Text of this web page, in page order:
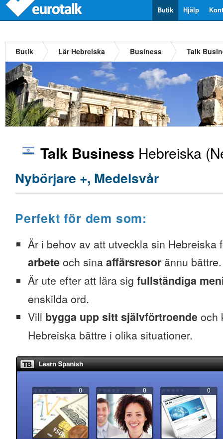
Hjälp
Butik
Butik Lär Hebreiska Business Talk
Talk Business Hebreiska
Nybörjare +, Medelsvår
Perfekt för dem som:
Är i behov av att utveckla sin Hebreiska
arbete och sina affärsresor ännu bättre.
Är ute efter att lära sig fullständiga
enskilda ord.
Vill bygga upp sitt självförtroende och
Hebreiska bättre i olika situationer.